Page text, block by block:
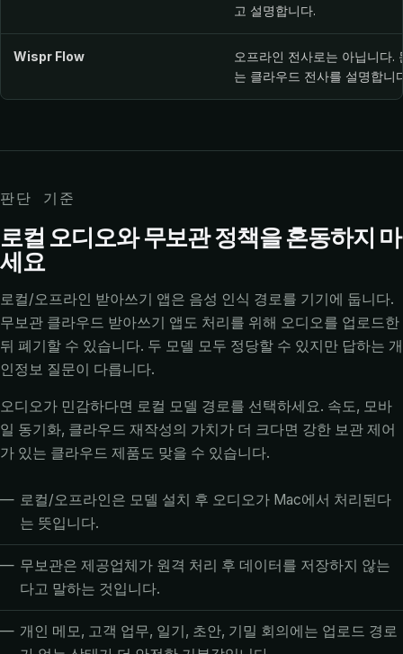
고 설명합니다.
Wispr Flow
오프라인 전사로는 아닙니다.
는 클라우드 전사를 설명합니
판단 기준
로컬 오디오와 무보관 정책을 혼동하지 마
세요
로컬/오프라인 받아쓰기 앱은 음성 인식 경로를 기기에 둡니다.
무보관 클라우드 받아쓰기 앱도 처리를 위해 오디오를 업로드한
뒤 폐기할 수 있습니다. 두 모델 모두 정당할 수 있지만 답하는 개
인정보 질문이 다릅니다.
오디오가 민감하다면 로컬 모델 경로를 선택하세요. 속도, 모바
일 동기화, 클라우드 재작성의 가치가 더 크다면 강한 보관 제어
가 있는 클라우드 제품도 맞을 수 있습니다.
로컬/오프라인은 모델 설치 후 오디오가 Mac에서 처리된다
는 뜻입니다.
무보관은 제공업체가 원격 처리 후 데이터를 저장하지 않는
다고 말하는 것입니다.
개인 메모, 고객 업무, 일기, 초안, 기밀 회의에는 업로드 경로